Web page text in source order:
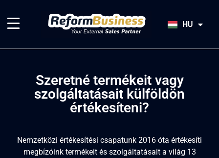
HU
JA
Szeretné termékeit vagy
szolgáltatásait külföldön
értékesíteni?
Nemzetközi értékesítési csapatunk 2016 óta értékesíti
megbízóink termékeit és szolgáltatásait a világ 13